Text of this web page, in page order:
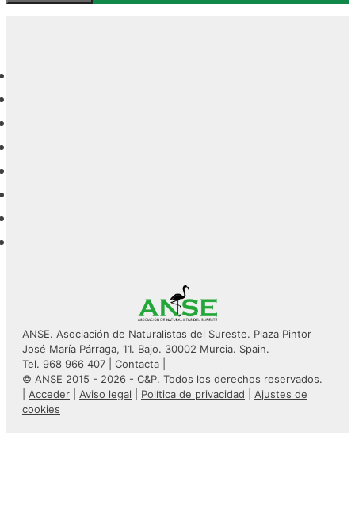
ANSE. Asociación de Naturalistas del Sureste. Plaza Pintor
José María Párraga, 11. Bajo. 30002 Murcia. Spain.
Tel. 968 966 407 | Contacta
© ANSE 2015 - 2026 - C&P. Todos los derechos reservados.
Acceder Aviso legal Política de privacidad
Ajustes de
cookies